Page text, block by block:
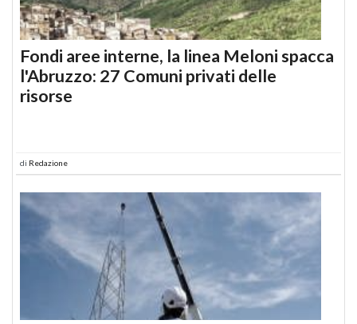
Fondi aree interne, la linea Meloni spacca
l'Abruzzo: 27 Comuni privati delle
risorse
di Redazione